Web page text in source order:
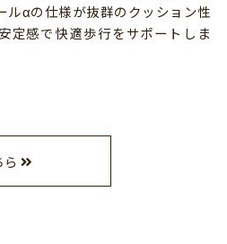
ルαの仕様が抜群のクッション性
定感で快適歩行をサポートしま
ら